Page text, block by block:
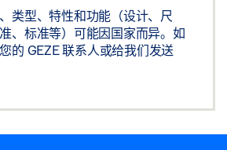
类型、特性和功能（设计、尺
、标准等）可能因国家而异。如
的 GEZE 联系人或给我们发送